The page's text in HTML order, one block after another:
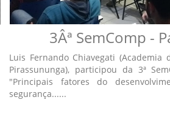
3Âª SemComp -
Luis Fernando Chiavegati (Academia
Pirassununga), participou da 3ª
"Principais fatores do
segurança......